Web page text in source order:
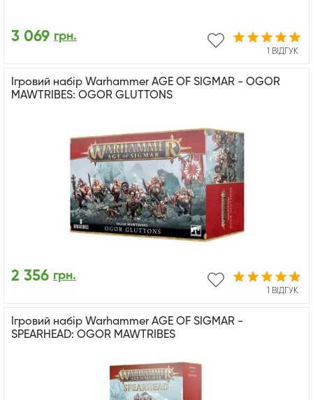
1 ВІДГУК
3 069 грн.
Ігровий набір Warhammer AGE OF SIGMAR - OGOR
MAWTRIBES: OGOR GLUTTONS
1 ВІДГУК
2 356 грн.
Ігровий набір Warhammer AGE OF SIGMAR -
SPEARHEAD: OGOR MAWTRIBES